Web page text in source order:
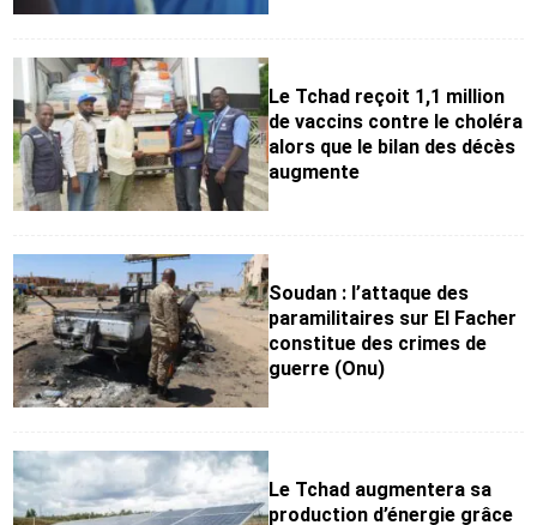
Le Tchad reçoit 1,1 million
de vaccins contre le choléra
alors que le bilan des décès
augmente
Soudan : l’attaque des
paramilitaires sur El Facher
constitue des crimes de
guerre (Onu)
Le Tchad augmentera sa
production d’énergie grâce